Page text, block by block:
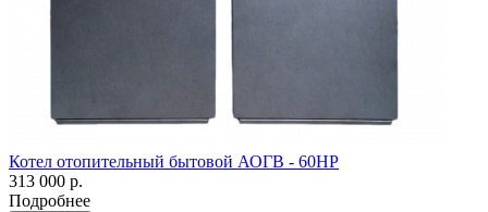
Котел отопительный бытовой АОГВ - 60НР
313 000 р.
Подробнее